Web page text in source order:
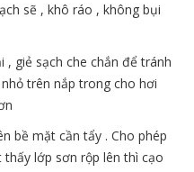
sẽ , khô ráo , không bụi
, giẻ sạch che chắn để tránh
trên nắp trong cho hơi
bề mặt cần tẩy . Cho phép
lớp sơn rộp lên thì cạo